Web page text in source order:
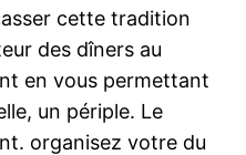
cette tradition
des dîners au
en vous permettant
un périple. Le
organisez votre du